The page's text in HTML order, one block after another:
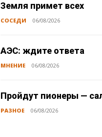
Земля примет всех
СОСЕДИ 06/08/2026
АЭС: ждите ответа
МНЕНИЕ 06/08/2026
Пройдут пионеры —
РАЗНОЕ 06/08/2026